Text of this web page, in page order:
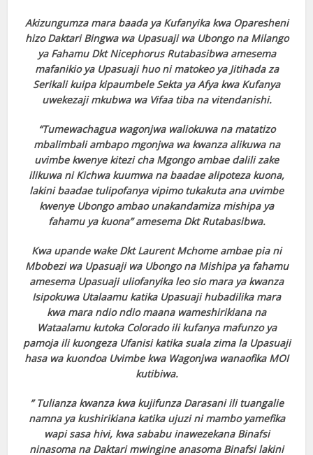
Akizungumza mara baada ya Kufanyika kwa Oparesheni
hizo Daktari Bingwa wa Upasuaji wa Ubongo na Milango
ya Fahamu Dkt Nicephorus Rutabasibwa amesema
mafanikio ya Upasuaji huo ni matokeo ya Jitihada za
Serikali kuipa kipaumbele Sekta ya Afya kwa Kufanya
uwekezaji mkubwa wa Vifaa tiba na vitendanishi.
“Tumewachagua wagonjwa waliokuwa na matatizo
mbalimbali ambapo mgonjwa wa kwanza alikuwa na
uvimbe kwenye kitezi cha Mgongo ambae dalili zake
ilikuwa ni Kichwa kuumwa na baadae alipoteza kuona,
lakini baadae tulipofanya vipimo tukakuta ana uvimbe
kwenye Ubongo ambao unakandamiza mishipa ya
fahamu ya kuona” amesema Dkt Rutabasibwa.
Kwa upande wake Dkt Laurent Mchome ambae pia ni
Mbobezi wa Upasuaji wa Ubongo na Mishipa ya fahamu
amesema Upasuaji uliofanyika leo sio mara ya kwanza
Isipokuwa Utalaamu katika Upasuaji hubadilika mara
kwa mara ndio ndio maana wameshirikiana na
Wataalamu kutoka Colorado ili kufanya mafunzo ya
pamoja ili kuongeza Ufanisi katika suala zima la Upasuaji
hasa wa kuondoa Uvimbe kwa Wagonjwa wanaofika MOI
kutibiwa.
” Tulianza kwanza kwa kujifunza Darasani ili tuangalie
namna ya kushirikiana katika ujuzi ni mambo yamefika
wapi sasa hivi, kwa sababu inawezekana Binafsi
ninasoma na Daktari mwingine anasoma Binafsi lakini